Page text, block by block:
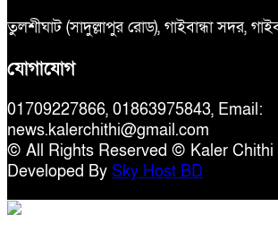
তুলশীঘাট (সাদুল্লাপুর রোড), গাইবান্ধা সদর,
যোগাযোগ
01709227866, 01863975843, Email:
news.kalerchithi@gmail.com
© All Rights Reserved © Kaler Chithi
Developed By Sky Host BD